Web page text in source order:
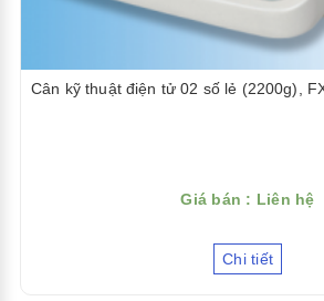
Cân kỹ thuật điện tử 02 số lẻ (2200g),
Giá bán : Liên hệ
Chi tiết